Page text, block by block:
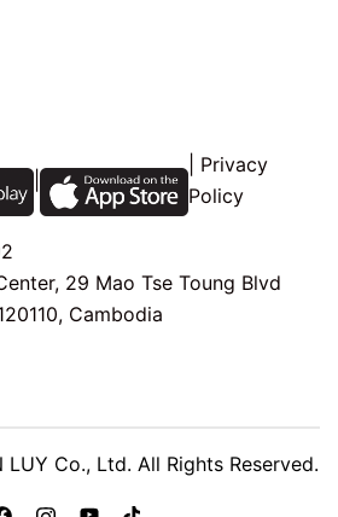
|
| Privacy
Policy
29 Mao Tse Toung Blvd
Cambodia
Co., Ltd. All Rights Reserved.